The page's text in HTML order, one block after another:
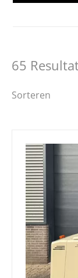
65
Sorteren